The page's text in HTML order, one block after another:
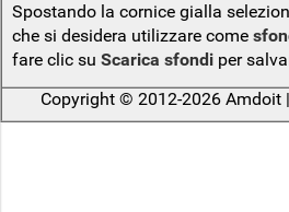
Spostando la cornice gialla
che si desidera utilizzare come
fare clic su Scarica sfondiper
Copyright © 2012-2026 Amdoit